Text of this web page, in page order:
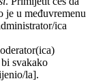
je u međuvremenu
ica
svakako
la].